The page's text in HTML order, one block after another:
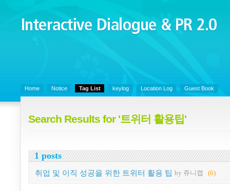
Interactive Dialogue &
PR 2.0
Home Notice Tag List keylog Location Log Guest Book
Search Results for '트위터 활용팁'
1 posts
취업 및 이직 성공을 위한 트위터 활용 팁 by 쥬니캡 (6)